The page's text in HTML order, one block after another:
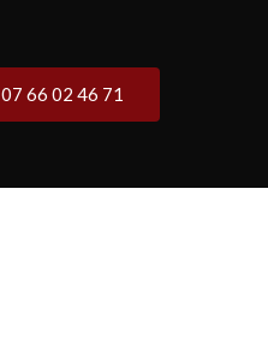
07 66 02 46 71